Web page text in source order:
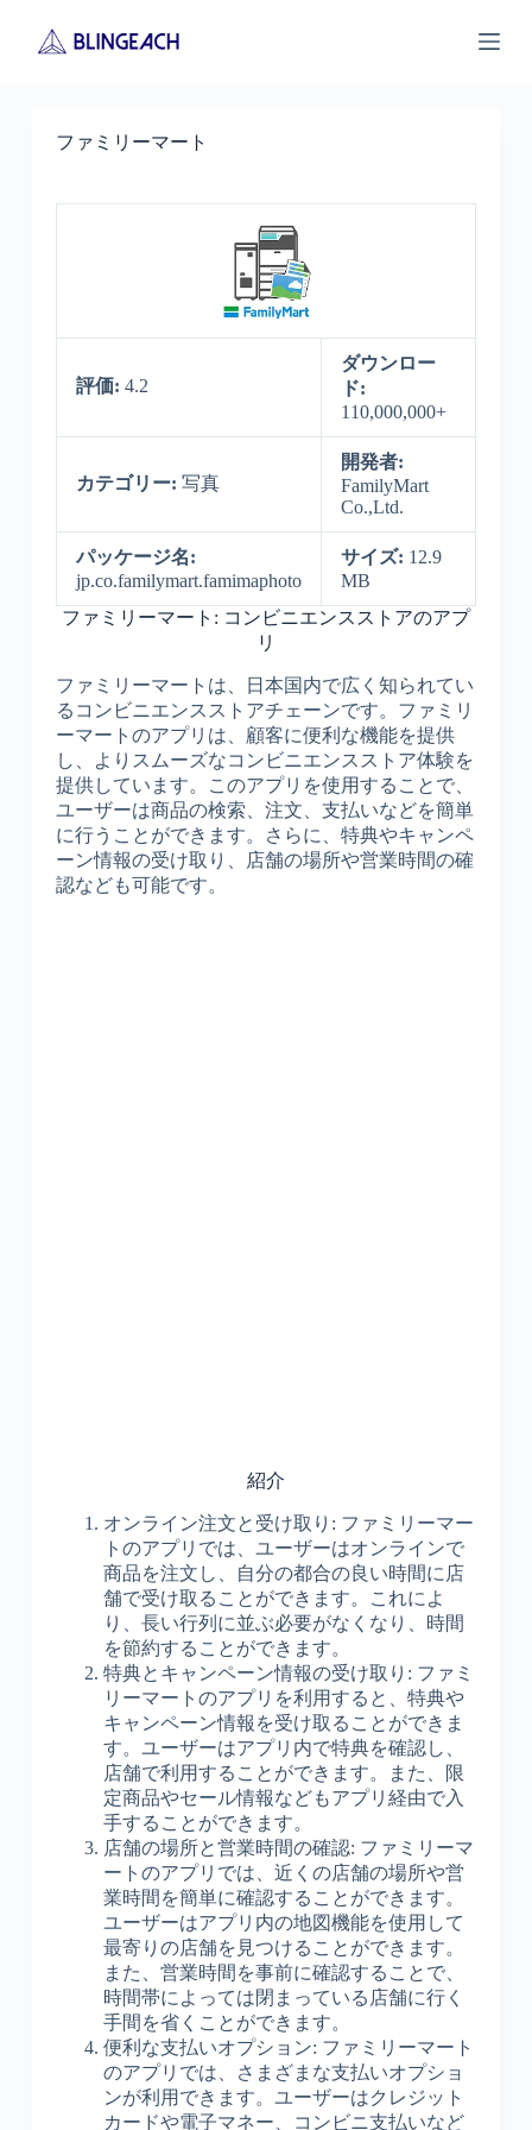
ファミリーマート
評価: 4.2
ダウンロー
ド:
110,000,000+
カテゴリー: 写真
開発者:
FamilyMart
Co.,Ltd.
パッケージ名:
jp.co.familymart.famimaphoto
サイズ: 12.9
MB
ファミリーマート: コンビニエンスストアのアプ
リ
ファミリーマートは、日本国内で広く知られてい
るコンビニエンスストアチェーンです。ファミリ
ーマートのアプリは、顧客に便利な機能を提供
し、よりスムーズなコンビニエンスストア体験を
提供しています。このアプリを使用することで、
ユーザーは商品の検索、注文、支払いなどを簡単
に行うことができます。さらに、特典やキャンペ
ーン情報の受け取り、店舗の場所や営業時間の確
認なども可能です。
紹介
オンライン注文と受け取り: ファミリーマー
トのアプリでは、ユーザーはオンラインで
商品を注文し、自分の都合の良い時間に店
舗で受け取ることができます。これによ
り、長い行列に並ぶ必要がなくなり、時間
を節約することができます。
特典とキャンペーン情報の受け取り: ファミ
リーマートのアプリを利用すると、特典や
キャンペーン情報を受け取ることができま
す。ユーザーはアプリ内で特典を確認し、
店舗で利用することができます。また、限
定商品やセール情報などもアプリ経由で入
手することができます。
店舗の場所と営業時間の確認: ファミリーマ
ートのアプリでは、近くの店舗の場所や営
業時間を簡単に確認することができます。
ユーザーはアプリ内の地図機能を使用して
最寄りの店舗を見つけることができます。
また、営業時間を事前に確認することで、
時間帯によっては閉まっている店舗に行く
手間を省くことができます。
便利な支払いオプション: ファミリーマート
のアプリでは、さまざまな支払いオプショ
ンが利用できます。ユーザーはクレジット
カードや電子マネー、コンビニ支払いなど